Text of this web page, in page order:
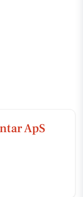
ApS